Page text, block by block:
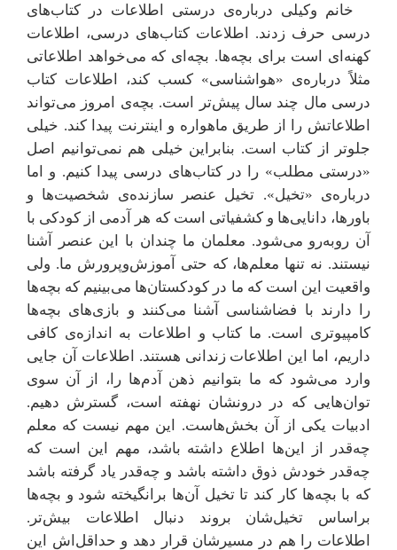
خانم وکیلی درباره‌ی درستی اطلاعات در کتاب‌های
درسی حرف زدند. اطلاعات کتاب‌های درسی، اطلاعات
کهنه‌ای است برای بچه‌ها. بچه‌ای که می‌خواهد اطلاعاتی
مثلاً درباره‌ی «هواشناسی» کسب کند، اطلاعات کتاب
درسی مال چند سال پیش‌تر است. بچه‌ی امروز می‌تواند
اطلاعاتش را از طریق ماهواره و اینترنت پیدا کند. خیلی
جلوتر از کتاب است. بنابراین خیلی هم نمی‌توانیم اصل
«درستی مطلب» را در کتاب‌های درسی پیدا کنیم. و اما
درباره‌ی «تخیل». تخیل عنصر سازنده‌ی شخصیت‌ها و
باورها، دانایی‌ها و کشفیاتی است که هر آدمی از کودکی با
آن روبه‌رو می‌شود. معلمان ما چندان با این عنصر آشنا
نیستند. نه تنها معلم‌ها، که حتی آموزش‌وپرورش ما. ولی
واقعیت این است که ما در کودکستان‌ها می‌بینیم که بچه‌ها
را دارند با فضاشناسی آشنا می‌کنند و بازی‌های بچه‌ها
کامپیوتری است. ما کتاب و اطلاعات به اندازه‌ی کافی
داریم، اما این اطلاعات زندانی هستند. اطلاعات آن جایی
وارد می‌شود که ما بتوانیم ذهن آدم‌ها را، از آن سوی
توان‌هایی که در درونشان نهفته است، گسترش دهیم.
ادبیات یکی از آن‌ بخش‌هاست. این مهم نیست که معلم
چه‌قدر از این‌ها اطلاع داشته باشد، مهم این است که
چه‌قدر خودش ذوق داشته باشد و چه‌قدر یاد گرفته باشد
که با بچه‌ها کار کند تا تخیل آن‌ها برانگیخته شود و بچه‌ها
براساس تخیل‌شان بروند دنبال اطلاعات بیش‌تر.
اطلاعات را هم در مسیرشان قرار دهد و حداقل‌اش این